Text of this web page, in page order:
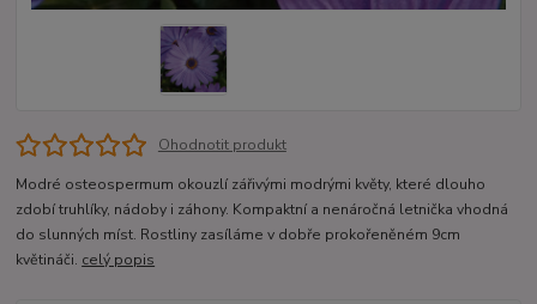
Ohodnotit produkt
Modré osteospermum okouzlí zářivými modrými květy, které dlouho
zdobí truhlíky, nádoby i záhony. Kompaktní a nenáročná letnička vhodná
do slunných míst. Rostliny zasíláme v dobře prokořeněném 9cm
květináči. celý popis